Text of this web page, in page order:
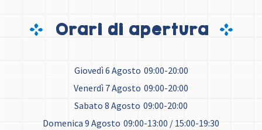
Orari di apertura
Giovedì 6 Agosto 09:00-20:00
Venerdì 7 Agosto 09:00-20:00
Sabato 8 Agosto 09:00-20:00
Domenica 9 Agosto 09:00-13:00 / 15:00-19:30